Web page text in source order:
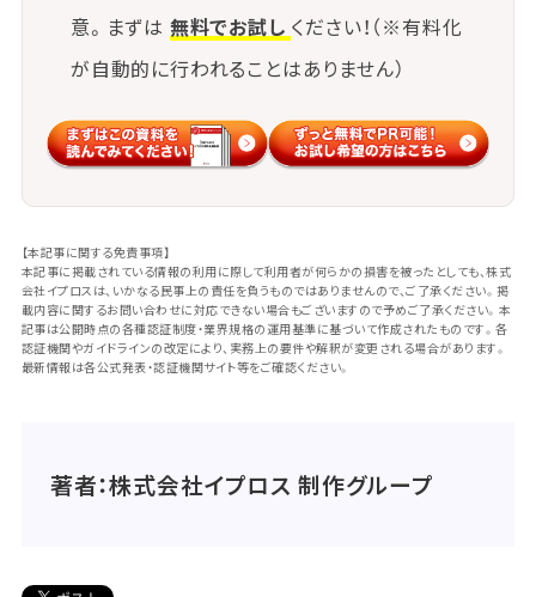
意。まずは 無料でお試し ください！（※有料化
が自動的に行われることはありません）
【本記事に関する免責事項】
本記事に掲載されている情報の利用に際して利用者が何らかの損害を被ったとしても、株式
会社イプロスは、いかなる民事上の責任を負うものではありませんので、ご了承ください。掲
載内容に関するお問い合わせに対応できない場合もございますので予めご了承ください。本
記事は公開時点の各種認証制度・業界規格の運用基準に基づいて作成されたものです。各
認証機関やガイドラインの改定により、実務上の要件や解釈が変更される場合があります。
最新情報は各公式発表・認証機関サイト等をご確認ください。
著者：株式会社イプロス 制作グループ